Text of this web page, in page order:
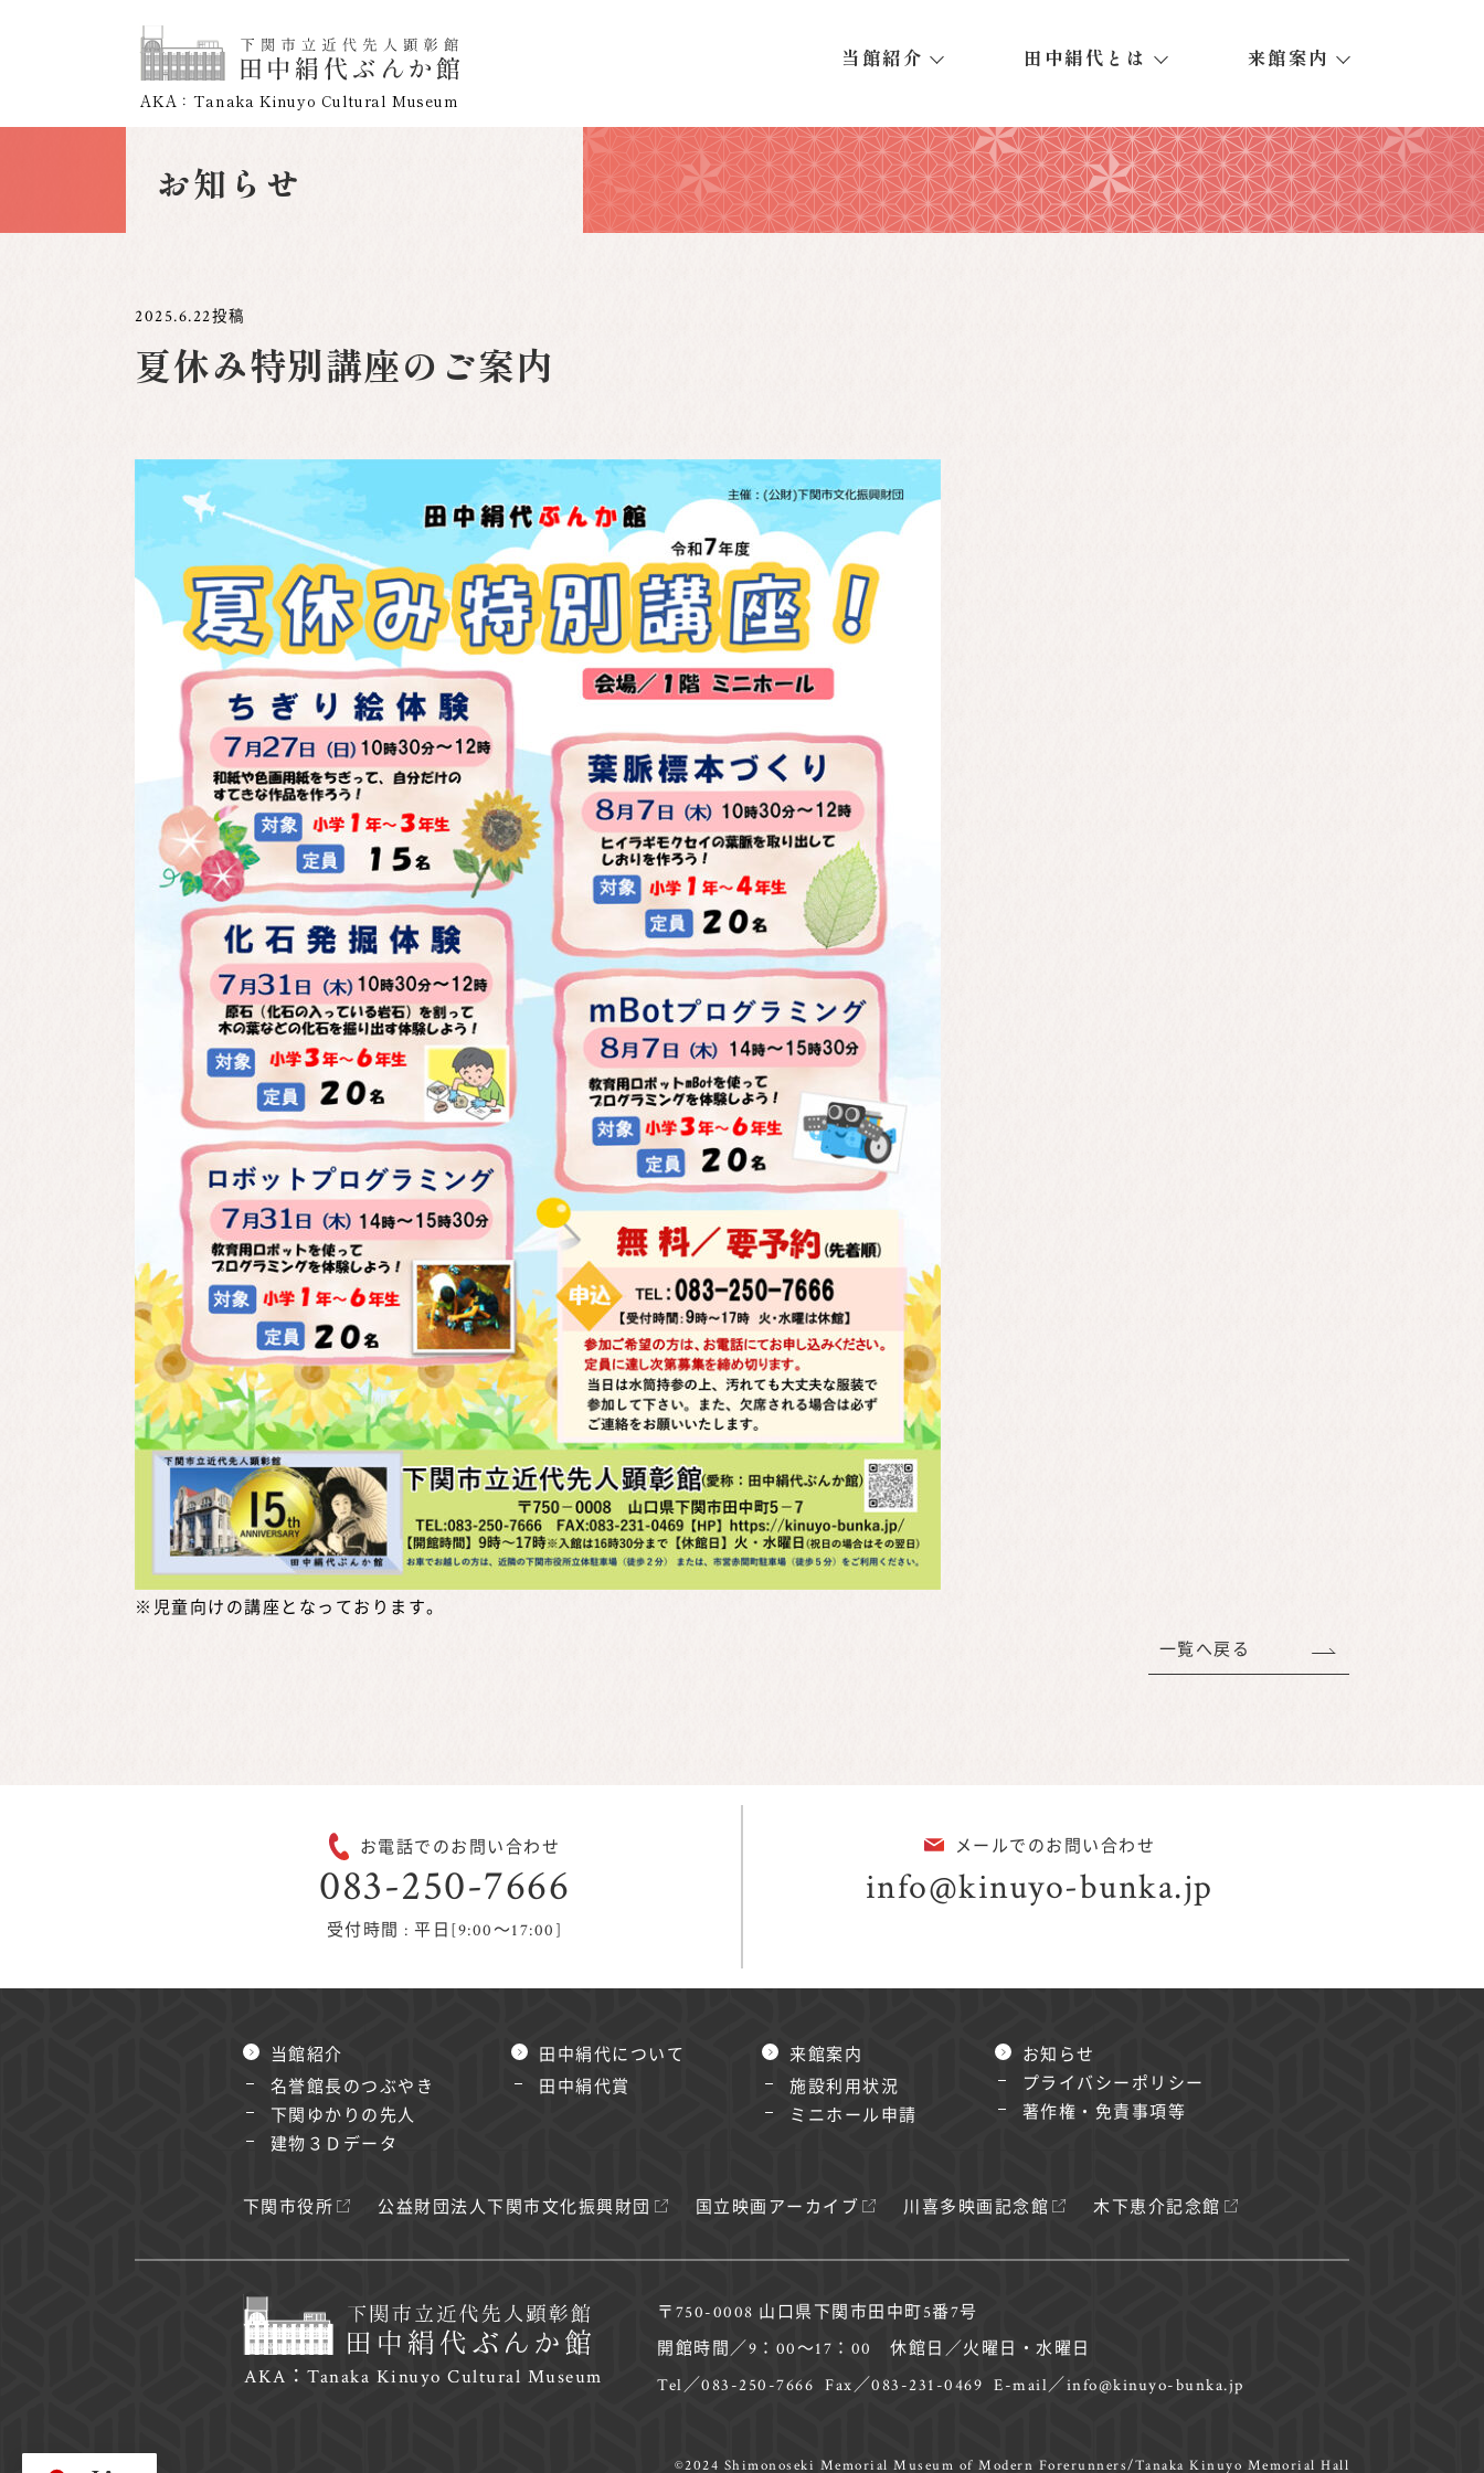
AKA：Tanaka Kinuyo Cultural Museum
当館紹介 田中絹代とは 来館案内
お知らせ
2025.6.22投稿
夏休み特別講座のご案内
※児童向けの講座となっております。
一覧へ戻る
お電話でのお問い合わせ
083-250-7666
受付時間 : 平日[9:00～17:00]
メールでのお問い合わせ
info@kinuyo-bunka.jp
当館紹介
名誉館長のつぶやき
下関ゆかりの先人
建物３Ｄデータ
田中絹代について
田中絹代賞
来館案内
施設利用状況
ミニホール申請
お知らせ
プライバシーポリシー
著作権・免責事項等
下関市役所 公益財団法人下関市文化振興財団 国立映画アーカイブ 川喜多映画記念館 木下恵介記念館
AKA：Tanaka Kinuyo Cultural Museum
〒750-0008 山口県下関市田中町5番7号
開館時間／9：00～17：00 休館日／火曜日・水曜日
Tel／083-250-7666 Fax／083-231-0469 E-mail／info@kinuyo-bunka.jp
©2024 Shimonoseki Memorial Museum of Modern Forerunners/Tanaka Kinuyo Memorial Hall